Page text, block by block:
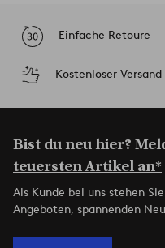
Einfache Retoure
Kostenloser Versand
Bist du neu hier?
teuersten Artikel an*
Als Kunde bei uns stehen
Angeboten, spannenden